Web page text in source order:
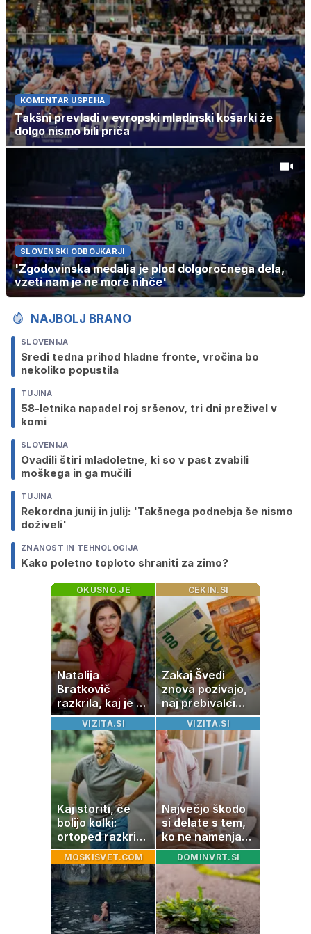
KOMENTAR USPEHA
Takšni prevladi v evropski mladinski košarki že
dolgo nismo bili priča
SLOVENSKI ODBOJKARJI
'Zgodovinska medalja je plod dolgoročnega dela,
vzeti nam je ne more nihče'
NAJBOLJ BRANO
SLOVENIJA
Sredi tedna prihod hladne fronte, vročina bo
nekoliko popustila
TUJINA
58-letnika napadel roj sršenov, tri dni preživel v
komi
SLOVENIJA
Ovadili štiri mladoletne, ki so v past zvabili
moškega in ga mučili
TUJINA
Rekordna junij in julij: 'Takšnega podnebja še nismo
doživeli'
ZNANOST IN TEHNOLOGIJA
Kako poletno toploto shraniti za zimo?
OKUSNO.JE
Natalija
Bratkovič
razkrila, kaj je po
40. letu črtala z
jedilnika
CEKIN.SI
Zakaj Švedi
znova pozivajo,
naj prebivalci
hranijo gotovino
doma?
VIZITA.SI
Kaj storiti, če
bolijo kolki:
ortoped razkriva
preproste trike
za zmanjšanje
bolečine
VIZITA.SI
Največjo škodo
si delate s tem,
ko ne namenjate
pozornosti
prebavi
MOSKISVET.COM DOMINVRT.SI